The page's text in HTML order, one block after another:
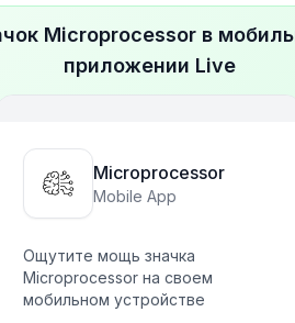
Microprocessor в
приложении Live
Microprocessor
Mobile App
Ощутите мощь значка
Microprocessor на своем
мобильном устройстве